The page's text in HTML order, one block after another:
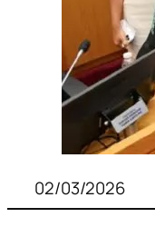
02/03/2026